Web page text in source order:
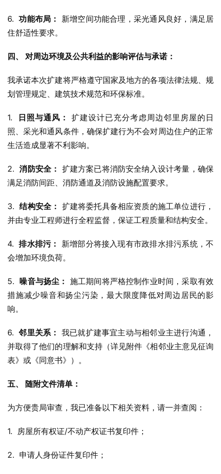
6. 功能布局：
新增空间功能合理，采光通风良好，满足居
住舒适性要求。
四、 对周边环境及公共利益的影响评估与承诺：
我承诺本次扩建将严格遵守国家及地方的各项法律法规、规
划管理规定、建筑技术规范和环保标准。
1. 日照与通风：
扩建设计已充分考虑周边邻里房屋的日
照、采光和通风条件，确保扩建行为不会对周边住户的正常
生活造成显著不利影响。
2. 消防安全： 扩建方案已将消防安全纳入设计考量，确保
满足消防间距、消防通道及消防设施配置要求。
3. 结构安全： 扩建将委托具备相应资质的施工单位进行，
并由专业工程师进行全程监督，保证工程质量和结构安全。
4. 排水排污：
新增部分将接入现有市政排水排污系统，不
会增加环境负荷。
5. 噪音与扬尘： 施工期间将严格控制作业时间，采取有效
措施减少噪音和扬尘污染，最大限度降低对周边居民的影
响。
6. 邻里关系： 我已就扩建事宜主动与相邻业主进行沟通，
并取得了他们的理解和支持（详见附件《相邻业主意见征询
表》或《同意书》）。
五、 随附文件清单：
为方便贵局审查，我已准备以下相关资料，请一并查阅：
1.  房屋所有权证/不动产权证书复印件；
2.  申请人身份证件复印件；